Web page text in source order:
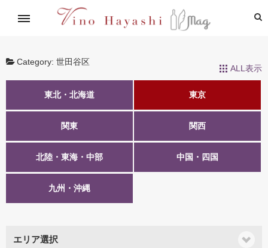
林基就イタリア紀行
レシピ
Category: 世田谷区
ALL表示
東北・北海道 東京
関東 関西
北陸・東海・中部 中国・四国
九州・沖縄
エリア選択